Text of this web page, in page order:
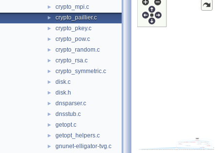
► crypto_mpi.c
► crypto_paillier.c
► crypto_pkey.c
► crypto_pow.c
► crypto_random.c
► crypto_rsa.c
► crypto_symmetric.c
► disk.c
► disk.h
► dnsparser.c
► dnsstub.c
► getopt.c
► getopt_helpers.c
► gnunet-elligator-tvg.c